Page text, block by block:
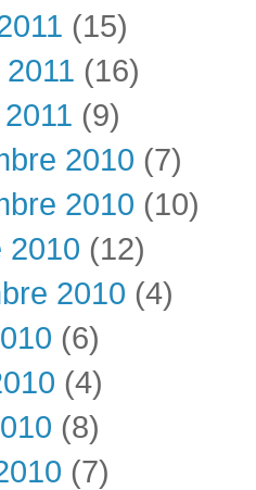
(15)
(16)
(9)
2010 (7)
2010 (10)
2010 (12)
2010 (4)
(6)
(4)
(8)
(7)